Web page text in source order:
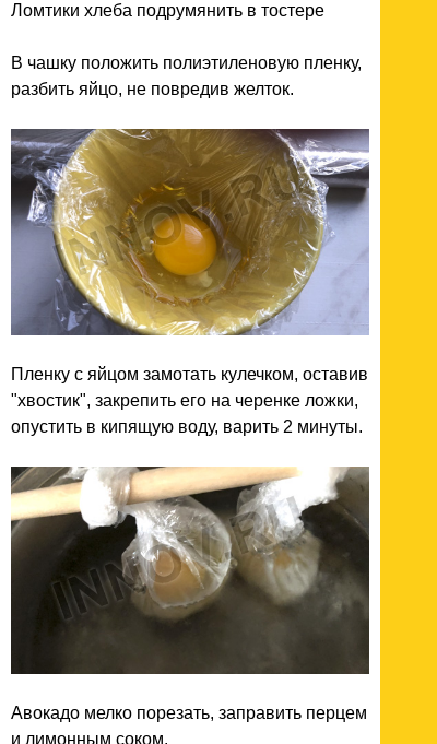
Ломтики хлеба подрумянить в тостере
В чашку положить полиэтиленовую пленку,
разбить яйцо, не повредив желток.
Пленку с яйцом замотать кулечком, оставив
"хвостик", закрепить его на черенке ложки,
опустить в кипящую воду, варить 2 минуты.
Авокадо мелко порезать, заправить перцем
и лимонным соком.